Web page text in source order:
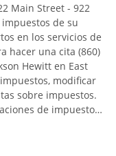
Main Street - 922
de su
en los servicios de
hacer una cita (860)
Hewitt en East
modificar
sobre impuestos.
de impuestos
los impuestos